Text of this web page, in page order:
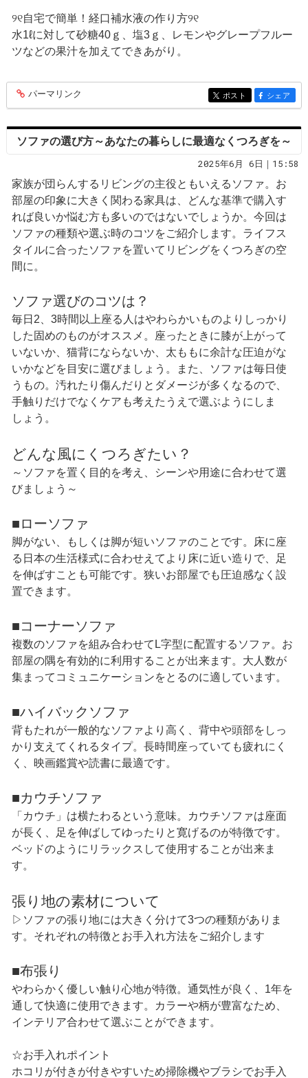
୨୧自宅で簡単！経口補水液の作り方୨୧
水1ℓに対して砂糖40ｇ、塩3ｇ、レモンやグレープフルー
ツなどの果汁を加えてできあがり。
entry369
パーマリンク entry369
ポスト entry369
シェア
ソファの選び方～あなたの暮らしに最適なくつろぎを～
2025年6月 6日｜15:58
家族が団らんするリビングの主役ともいえるソファ。お
部屋の印象に大きく関わる家具は、どんな基準で購入す
れば良いか悩む方も多いのではないでしょうか。今回は
ソファの種類や選ぶ時のコツをご紹介します。ライフス
タイルに合ったソファを置いてリビングをくつろぎの空
間に。
ソファ選びのコツは？
毎日2、3時間以上座る人はやわらかいものよりしっかり
した固めのものがオススメ。座ったときに膝が上がって
いないか、猫背にならないか、太ももに余計な圧迫がな
いかなどを目安に選びましょう。また、ソファは毎日使
うもの。汚れたり傷んだりとダメージが多くなるので、
手触りだけでなくケアも考えたうえで選ぶようにしま
しょう。
どんな風にくつろぎたい？
～ソファを置く目的を考え、シーンや用途に合わせて選
びましょう～
■ローソファ
脚がない、もしくは脚が短いソファのことです。床に座
る日本の生活様式に合わせえてより床に近い造りで、足
を伸ばすことも可能です。狭いお部屋でも圧迫感なく設
置できます。
■コーナーソファ
複数のソファを組み合わせてL字型に配置するソファ。お
部屋の隅を有効的に利用することが出来ます。大人数が
集まってコミュニケーションをとるのに適しています。
■ハイバックソファ
背もたれが一般的なソファより高く、背中や頭部をしっ
かり支えてくれるタイプ。長時間座っていても疲れにく
く、映画鑑賞や読書に最適です。
■カウチソファ
「カウチ」は横たわるという意味。カウチソファは座面
が長く、足を伸ばしてゆったりと寛げるのが特徴です。
ベッドのようにリラックスして使用することが出来ま
す。
張り地の素材について
▷ソファの張り地には大きく分けて3つの種類がありま
す。それぞれの特徴とお手入れ方法をご紹介します
■布張り
やわらかく優しい触り心地が特徴。通気性が良く、1年を
通して快適に使用できます。カラーや柄が豊富なため、
インテリア合わせて選ぶことができます。
☆お手入れポイント
ホコリが付きが付きやすいため掃除機やブラシでお手入